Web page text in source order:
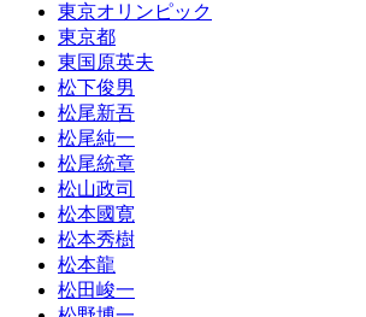
東京オリンピック
東京都
東国原英夫
松下俊男
松尾新吾
松尾純一
松尾統章
松山政司
松本國寛
松本秀樹
松本龍
松田峻一